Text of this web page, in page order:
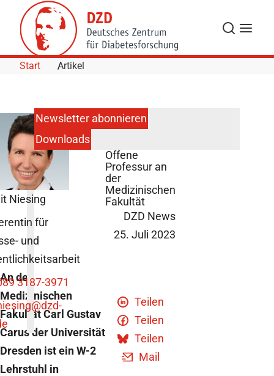
Skip to Content
Suche
Start Artikel
Offene
Professur an
der
Medizinischen
Fakultät
DZD News
25. Juli 2023
An der
Medizinischen
Fakultät Carl Gustav
Carus der Universität
Dresden ist ein W-2
Lehrstuhl in
Teilen
Teilen
Teilen
Mail
Niesing
für
und
3187-3971
@dzd-
Newsletter abonnieren
Downloads